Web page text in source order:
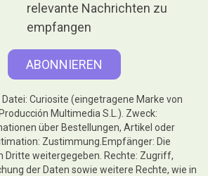
relevante Nachrichten zu
empfangen
Curiosite (eingetragene Marke von
Multimedia S.L.). Zweck:
über Bestellungen, Artikel oder
Zustimmung.Empfänger: Die
Dritte weitergegeben. Rechte: Zugriff,
der Daten sowie weitere Rechte, wie in